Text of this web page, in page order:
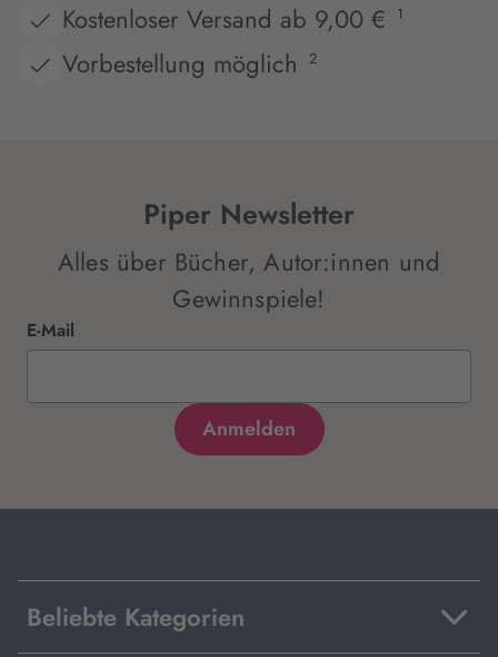
Kostenloser Versand ab 9,00 €
1
Vorbestellung möglich 2
Piper Newsletter
Alles über Bücher, Autor:innen und
Gewinnspiele!
E-Mail
Beliebte Kategorien